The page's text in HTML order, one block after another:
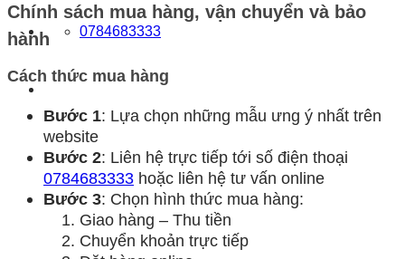
0784683333
Chính sách mua hàng, vận chuyển và bảo
hành
Cách thức mua hàng
Bước 1: Lựa chọn những mẫu ưng ý nhất trên
website
Bước 2: Liên hệ trực tiếp tới số điện thoại
0784683333 hoặc liên hệ tư vấn online
Bước 3: Chọn hình thức mua hàng:
Giao hàng – Thu tiền
Chuyển khoản trực tiếp